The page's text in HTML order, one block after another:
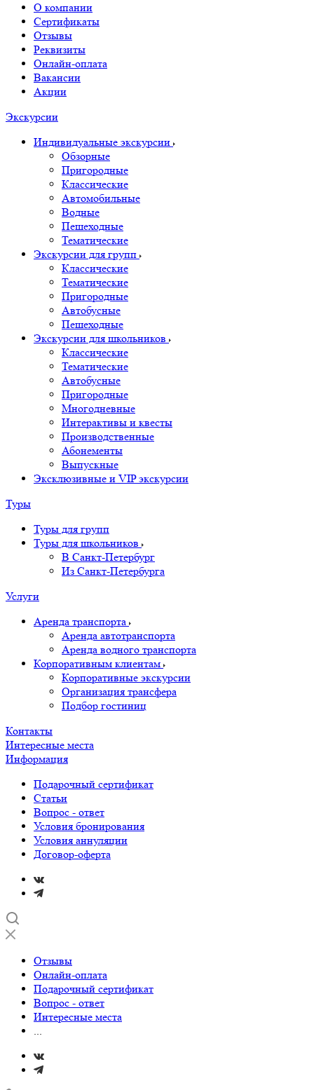
О компании
Сертификаты
Отзывы
Реквизиты
Онлайн-оплата
Вакансии
Акции
Экскурсии
Индивидуальные экскурсии
Обзорные
Пригородные
Классические
Автомобильные
Водные
Пешеходные
Тематические
Экскурсии для групп
Классические
Тематические
Пригородные
Автобусные
Пешеходные
Экскурсии для школьников
Классические
Тематические
Автобусные
Пригородные
Многодневные
Интерактивы и квесты
Производственные
Абонементы
Выпускные
Эксклюзивные и VIP экскурсии
Туры
Туры для групп
Туры для школьников
В Санкт-Петербург
Из Санкт-Петербурга
Услуги
Аренда транспорта
Аренда автотранспорта
Аренда водного транспорта
Корпоративным клиентам
Корпоративные экскурсии
Организация трансфера
Подбор гостиниц
Контакты
Интересные места
Информация
Подарочный сертификат
Статьи
Вопрос - ответ
Условия бронирования
Условия аннуляции
Договор-оферта
Отзывы
Онлайн-оплата
Подарочный сертификат
Вопрос - ответ
Интересные места
...